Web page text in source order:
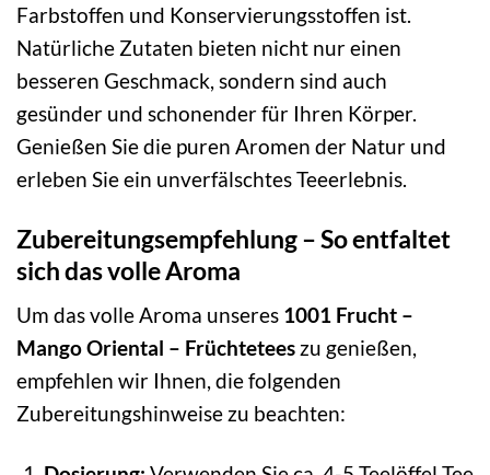
Farbstoffen und Konservierungsstoffen ist.
Natürliche Zutaten bieten nicht nur einen
besseren Geschmack, sondern sind auch
gesünder und schonender für Ihren Körper.
Genießen Sie die puren Aromen der Natur und
erleben Sie ein unverfälschtes Teeerlebnis.
Zubereitungsempfehlung – So entfaltet
sich das volle Aroma
Um das volle Aroma unseres 1001 Frucht –
Mango Oriental – Früchtetees zu genießen,
empfehlen wir Ihnen, die folgenden
Zubereitungshinweise zu beachten: